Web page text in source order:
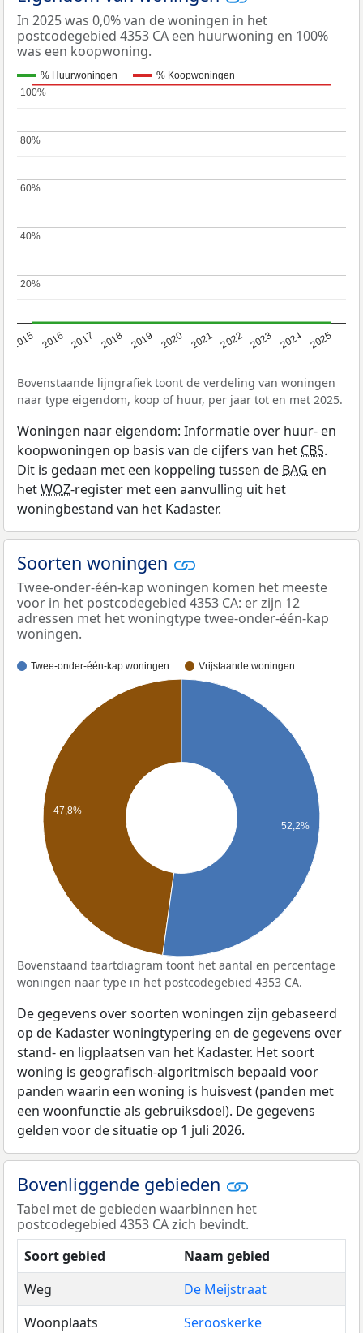
In 2025 was 0,0% van de woningen in het
postcodegebied 4353 CA een huurwoning en 100%
was een koopwoning.
% Huurwoningen % Koopwoningen
2015 2016 2017 2018 2019 2020 2021 2022 2023 2024 2025
20%
20%
40%
40%
60%
60%
80%
80%
100%
100%
Bovenstaande lijngrafiek toont de verdeling van woningen
naar type eigendom, koop of huur, per jaar tot en met 2025.
Woningen naar eigendom: Informatie over huur- en
koopwoningen op basis van de cijfers van het CBS.
Dit is gedaan met een koppeling tussen de BAG en
hetWOZ-register met een aanvulling uit het
woningbestand van het Kadaster.
Soorten woningen
Twee-onder-één-kap woningen komen het meeste
voor in het postcodegebied 4353 CA: er zijn 12
adressen met het woningtype twee-onder-één-kap
woningen.
Twee-onder-één-kap woningen Vrijstaande woningen
47,8%
52,2%
Bovenstaand taartdiagram toont het aantal en percentage
woningen naar type in het postcodegebied 4353 CA.
De gegevens over soorten woningen zijn gebaseerd
op de Kadaster woningtypering en de gegevens over
stand- en ligplaatsen van het Kadaster. Het soort
woning is geografisch-algoritmisch bepaald voor
panden waarin een woning is huisvest (panden met
een woonfunctie als gebruiksdoel). De gegevens
gelden voor de situatie op 1 juli 2026.
Bovenliggende gebieden
Tabel met de gebieden waarbinnen het
postcodegebied 4353 CA zich bevindt.
Soort gebied
Naam gebied
Weg
De Meijstraat
Woonplaats
Serooskerke